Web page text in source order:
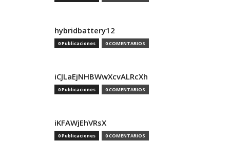
hybridbattery12
0 Publicaciones 0 COMENTARIOS
iCJLaEjNHBWwXcvALRcXh
0 Publicaciones 0 COMENTARIOS
iKFAWjEhVRsX
0 Publicaciones 0 COMENTARIOS